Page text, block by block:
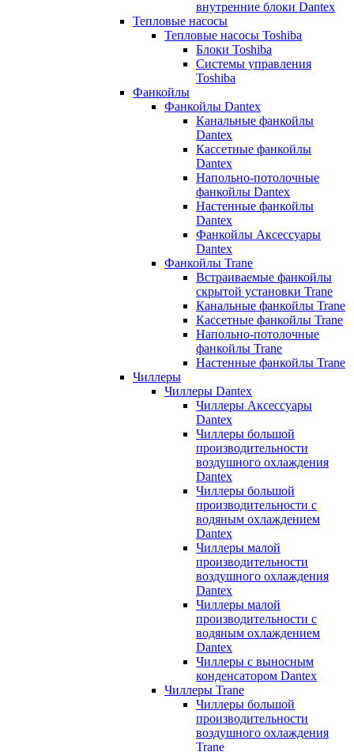
внутренние блоки Dantex
Тепловые насосы
Тепловые насосы Toshiba
Блоки Toshiba
Системы управления
Toshiba
Фанкойлы
Фанкойлы Dantex
Канальные фанкойлы
Dantex
Кассетные фанкойлы
Dantex
Напольно-потолочные
фанкойлы Dantex
Настенные фанкойлы
Dantex
Фанкойлы Аксессуары
Dantex
Фанкойлы Trane
Встраиваемые фанкойлы
скрытой установки Trane
Канальные фанкойлы Trane
Кассетные фанкойлы Trane
Напольно-потолочные
фанкойлы Trane
Настенные фанкойлы Trane
Чиллеры
Чиллеры Dantex
Чиллеры Аксессуары
Dantex
Чиллеры большой
производительности
воздушного охлаждения
Dantex
Чиллеры большой
производительности с
водяным охлаждением
Dantex
Чиллеры малой
производительности
воздушного охлаждения
Dantex
Чиллеры малой
производительности с
водяным охлаждением
Dantex
Чиллеры с выносным
конденсатором Dantex
Чиллеры Trane
Чиллеры большой
производительности
воздушного охлаждения
Trane